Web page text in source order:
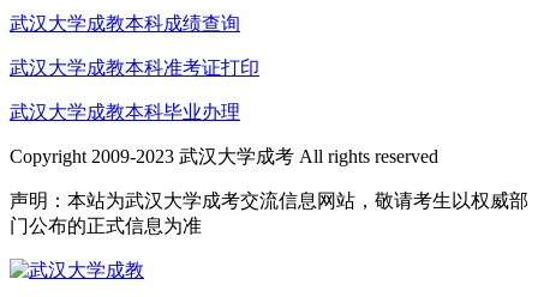
武汉大学成教本科成绩查询
武汉大学成教本科准考证打印
武汉大学成教本科毕业办理
Copyright 2009-2023 武汉大学成考 All rights reserved
声明：本站为武汉大学成考交流信息网站，敬请考生以权威部
门公布的正式信息为准